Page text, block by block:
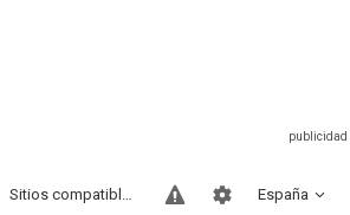
España
Sitios compatibles